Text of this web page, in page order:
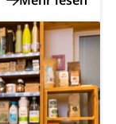
Luzern)
Polizei,
Betriebe,
Ordnung